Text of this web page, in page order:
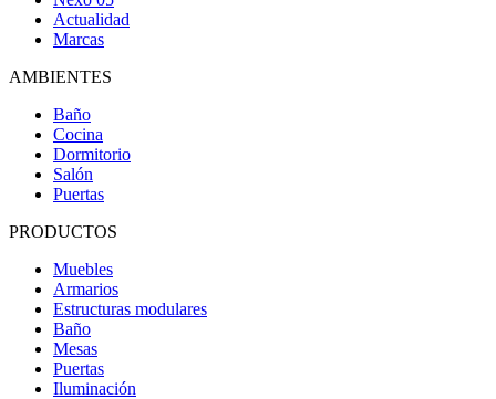
Actualidad
Marcas
AMBIENTES
Baño
Cocina
Dormitorio
Salón
Puertas
PRODUCTOS
Muebles
Armarios
Estructuras modulares
Baño
Mesas
Puertas
Iluminación